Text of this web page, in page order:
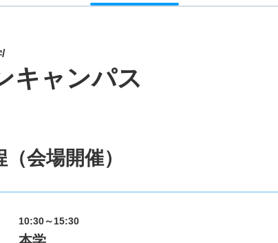
/
キャンパス
会場開催）
10:30～15:30
本学